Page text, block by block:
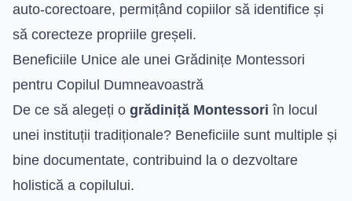
auto-corectoare, permițând copiilor să identifice și
să corecteze propriile greșeli.
Beneficiile Unice ale unei Grădinițe Montessori
pentru Copilul Dumneavoastră
De ce să alegeți o grădiniță Montessori în locul
unei instituții tradiționale? Beneficiile sunt multiple și
bine documentate, contribuind la o dezvoltare
holistică a copilului.